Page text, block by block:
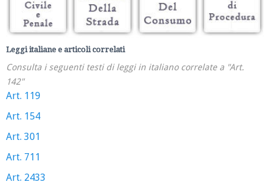
Leggi italiane e articoli correlati
Consulta i seguenti testi di leggi in italiano correlate a "Art.
142"
Art. 119
Art. 154
Art. 301
Art. 711
Art. 2433